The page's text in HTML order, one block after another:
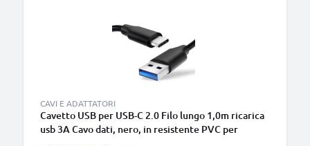
CAVI E ADATTATORI
Cavetto USB per USB-C 2.0 Filo lungo 1,0m ricarica
usb 3A Cavo dati, nero, in resistente PVC per